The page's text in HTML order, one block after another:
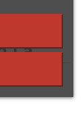
La